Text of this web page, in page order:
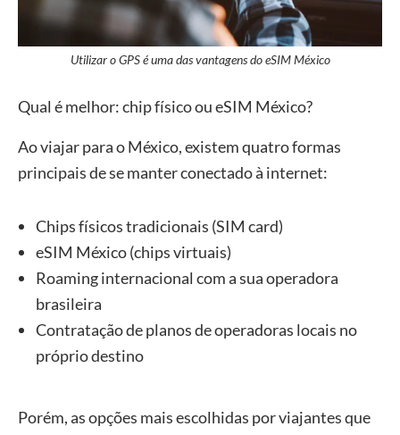
Utilizar o GPS é uma das vantagens do eSIM México
Qual é melhor: chip físico ou eSIM México?
Ao viajar para o México, existem quatro formas
principais de se manter conectado à internet:
Chips físicos tradicionais (SIM card)
eSIM México (chips virtuais)
Roaming internacional com a sua operadora
brasileira
Contratação de planos de operadoras locais no
próprio destino
Porém, as opções mais escolhidas por viajantes que